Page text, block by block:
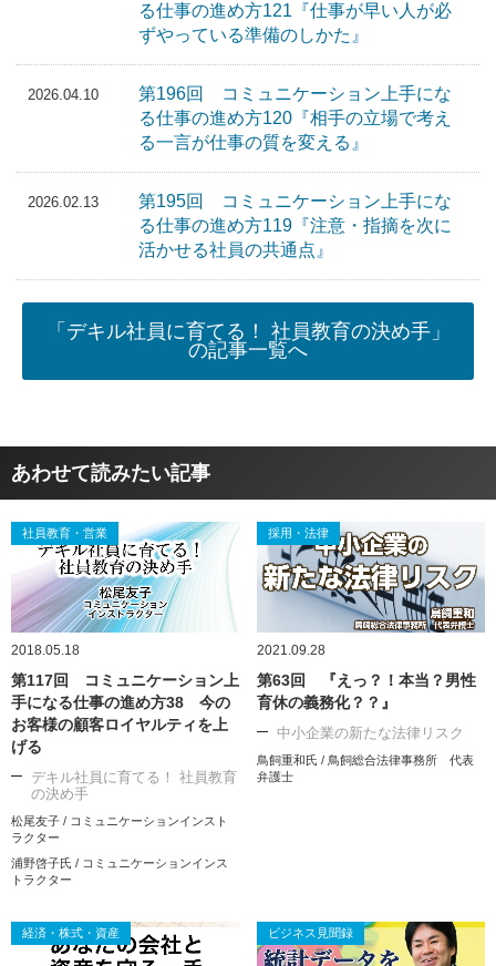
る仕事の進め方121『仕事が早い人が必
ずやっている準備のしかた』
2026.04.10
第196回 コミュニケーション上手にな
る仕事の進め方120『相手の立場で考え
る一言が仕事の質を変える』
2026.02.13
第195回 コミュニケーション上手にな
る仕事の進め方119『注意・指摘を次に
活かせる社員の共通点』
「デキル社員に育てる！ 社員教育の決め手」
の記事一覧へ
あわせて読みたい記事
社員教育・営業
2018.05.18
第117回 コミュニケーション上
手になる仕事の進め方38 今の
お客様の顧客ロイヤルティを上
げる
デキル社員に育てる！ 社員教育
の決め手
松尾友子 / コミュニケーションインスト
ラクター
浦野啓子氏 / コミュニケーションインス
トラクター
採用・法律
2021.09.28
第63回 『えっ？！本当？男性
育休の義務化？？』
中小企業の新たな法律リスク
鳥飼重和氏 / 鳥飼総合法律事務所 代表
弁護士
経済・株式・資産 ビジネス見聞録